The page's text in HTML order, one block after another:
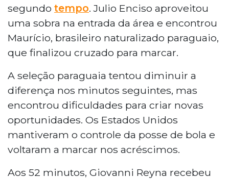
segundo tempo. Julio Enciso aproveitou
uma sobra na entrada da área e encontrou
Maurício, brasileiro naturalizado paraguaio,
que finalizou cruzado para marcar.
A seleção paraguaia tentou diminuir a
diferença nos minutos seguintes, mas
encontrou dificuldades para criar novas
oportunidades. Os Estados Unidos
mantiveram o controle da posse de bola e
voltaram a marcar nos acréscimos.
Aos 52 minutos, Giovanni Reyna recebeu